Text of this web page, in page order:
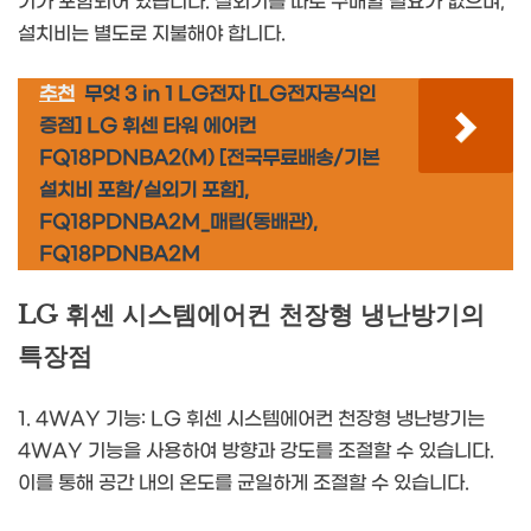
설치비는 별도로 지불해야 합니다.
추천 무엇 3 in 1 LG전자 [LG전자공식인
증점] LG 휘센 타워 에어컨
FQ18PDNBA2(M) [전국무료배송/기본
설치비 포함/실외기 포함],
FQ18PDNBA2M_매립(동배관),
FQ18PDNBA2M
LG 휘센 시스템에어컨 천장형 냉난방기의
특장점
1. 4WAY 기능: LG 휘센 시스템에어컨 천장형 냉난방기는
4WAY 기능을 사용하여 방향과 강도를 조절할 수 있습니다.
이를 통해 공간 내의 온도를 균일하게 조절할 수 있습니다.